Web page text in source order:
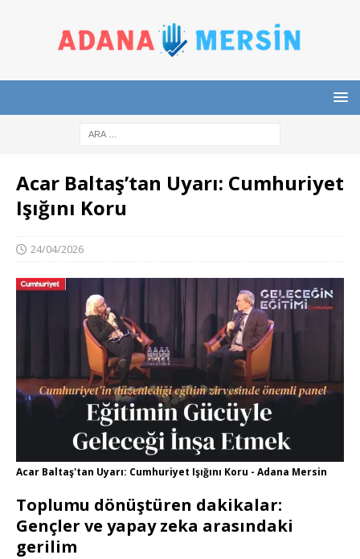
Acar Baltaş’tan Uyarı: Cumhuriyet
Işığını Koru
24/04/2026
Acar Baltaş'tan Uyarı: Cumhuriyet Işığını Koru - Adana Mersin
Toplumu dönüştüren dakikalar:
Gençler ve yapay zeka arasındaki
gerilim